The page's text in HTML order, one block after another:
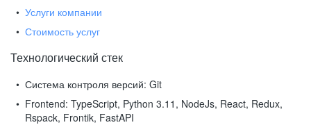
Услуги компании
Стоимость услуг
Технологический стек
Система контроля версий: Git
Frontend: TypeScript, Python 3.11, NodeJs, React, Redux,
Rspack, Frontik, FastAPI